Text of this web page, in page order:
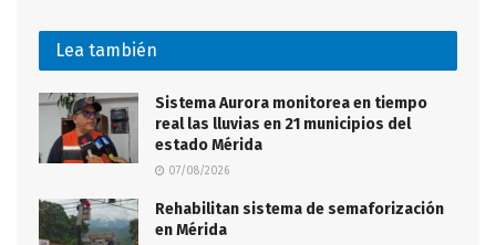
Lea también
Sistema Aurora monitorea en tiempo
real las lluvias en 21 municipios del
estado Mérida
07/08/2026
Rehabilitan sistema de semaforización
en Mérida